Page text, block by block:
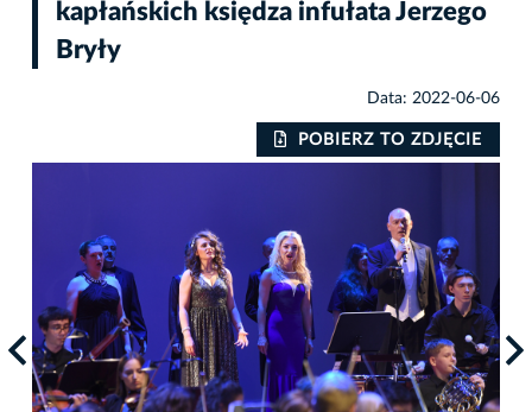
kapłańskich księdza infułata Jerzego
Bryły
Data: 2022-06-06
POBIERZ TO ZDJĘCIE